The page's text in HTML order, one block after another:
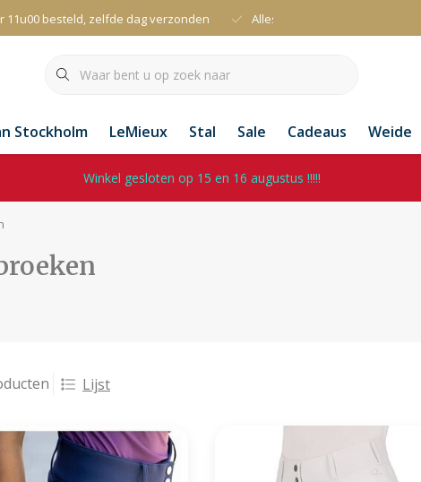
11u00 besteld, zelfde dag verzonden Alles uit voorraad leverbaar
Stockholm LeMieux Stal Sale Cadeaus Weide
Winkel gesloten op 15 en 16 augustus !!!!!
Lijst